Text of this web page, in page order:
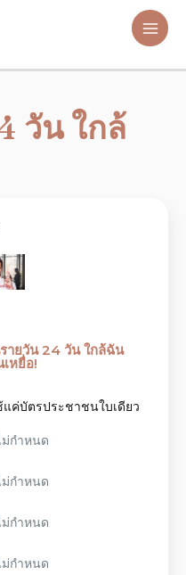
วัน ใกล้
ายวัน 24 วัน ใกล้ฉัน
หยื่อ!
ค่บัตรประชาชนใบเดียว
ม่กำหนด
ม่กำหนด
ม่กำหนด
ม่กำหนด